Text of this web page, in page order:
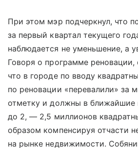
При этом мэр подчеркнул, что
за первый квартал текущего
наблюдается не уменьшение, а
Говоря о программе реновации,
что в городе по вводу
по реновации «перевалили» за
отметку и должны в ближайшие
до 2, — 2,5 миллионов
образом компенсируя отчасти
на рынке недвижимости.